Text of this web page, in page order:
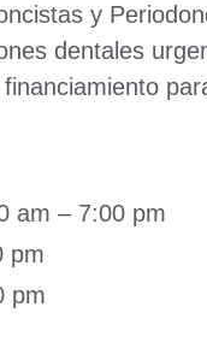
y
dentales
am – 7:00 pm
pm
pm